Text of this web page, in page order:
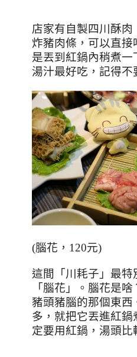
店家有自製四川酥肉
炸豬肉條，可以直接
是丟到紅鍋內稍煮一
湯汁最好吃，記得不
(腦花，120元)
這間「川耗子」最特
「腦花」。腦花是
豬頭豬腦的那個東西
多，就把它丟進紅鍋
定要用紅鍋，湯頭比